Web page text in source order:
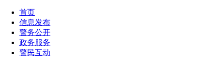
首页
信息发布
警务公开
政务服务
警民互动